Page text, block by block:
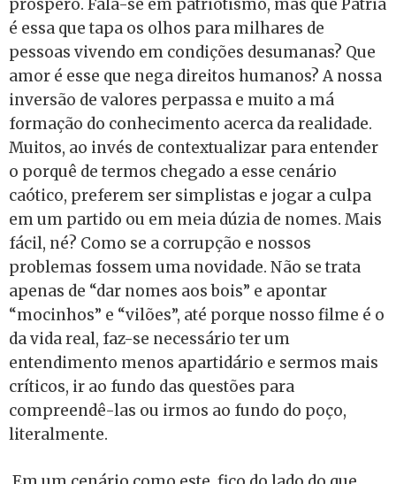
próspero. Fala-se em patriotismo, mas que Pátria
é essa que tapa os olhos para milhares de
pessoas vivendo em condições desumanas? Que
amor é esse que nega direitos humanos? A nossa
inversão de valores perpassa e muito a má
formação do conhecimento acerca da realidade.
Muitos, ao invés de contextualizar para entender
o porquê de termos chegado a esse cenário
caótico, preferem ser simplistas e jogar a culpa
em um partido ou em meia dúzia de nomes. Mais
fácil, né? Como se a corrupção e nossos
problemas fossem uma novidade. Não se trata
apenas de “dar nomes aos bois” e apontar
“mocinhos” e “vilões”, até porque nosso filme é o
da vida real, faz-se necessário ter um
entendimento menos apartidário e sermos mais
críticos, ir ao fundo das questões para
compreendê-las ou irmos ao fundo do poço,
literalmente.